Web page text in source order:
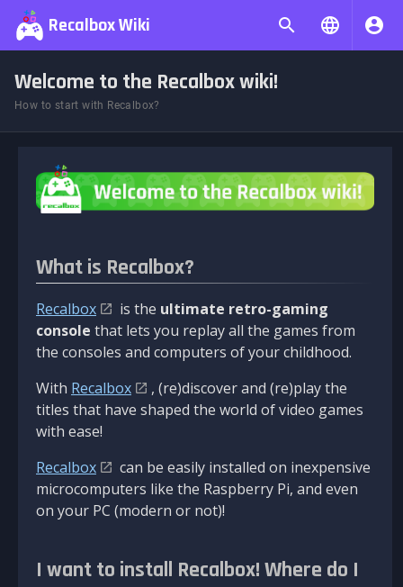
Recalbox Wiki
Welcome to the Recalbox wiki!
How to start with Recalbox?
What is Recalbox?
Recalbox is the ultimate retro-gaming
console that lets you replay all the games from
the consoles and computers of your childhood.
With Recalbox
, (re)discover and (re)play the
titles that have shaped the world of video games
with ease!
Recalbox
can be easily installed on inexpensive
microcomputers like the Raspberry Pi, and even
on your PC (modern or not)!
I want to install Recalbox! Where do I